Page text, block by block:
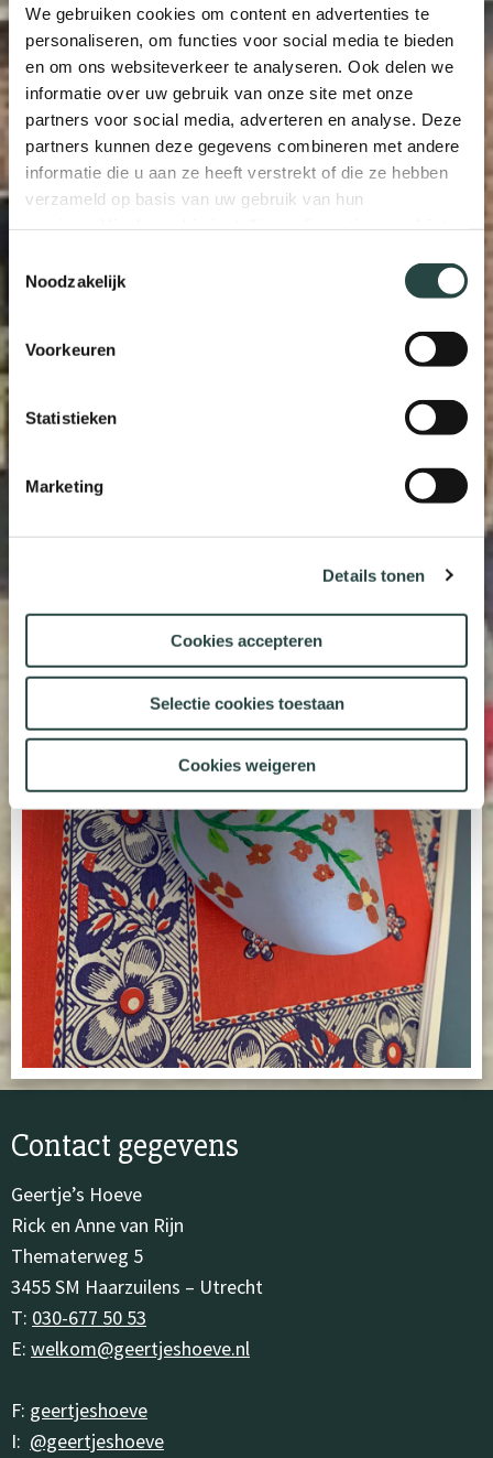
We gebruiken cookies om content en advertenties te
personaliseren, om functies voor social media te bieden
en om ons websiteverkeer te analyseren. Ook delen we
informatie over uw gebruik van onze site met onze
partners voor social media, adverteren en analyse. Deze
partners kunnen deze gegevens combineren met andere
informatie die u aan ze heeft verstrekt of die ze hebben
verzameld op basis van uw gebruik van hun
moment wijzigen of intrekken.
Noodzakelijk
Voorkeuren
Statistieken
Marketing
Details tonen
Cookies accepteren
Selectie cookies toestaan
Cookies weigeren
Contact gegevens
Geertje’s Hoeve
Rick en Anne van Rijn
Thematerweg 5
3455 SM Haarzuilens – Utrecht
T: 030-677 50 53
E: welkom@geertjeshoeve.nl
F: geertjeshoeve
I: @geertjeshoeve